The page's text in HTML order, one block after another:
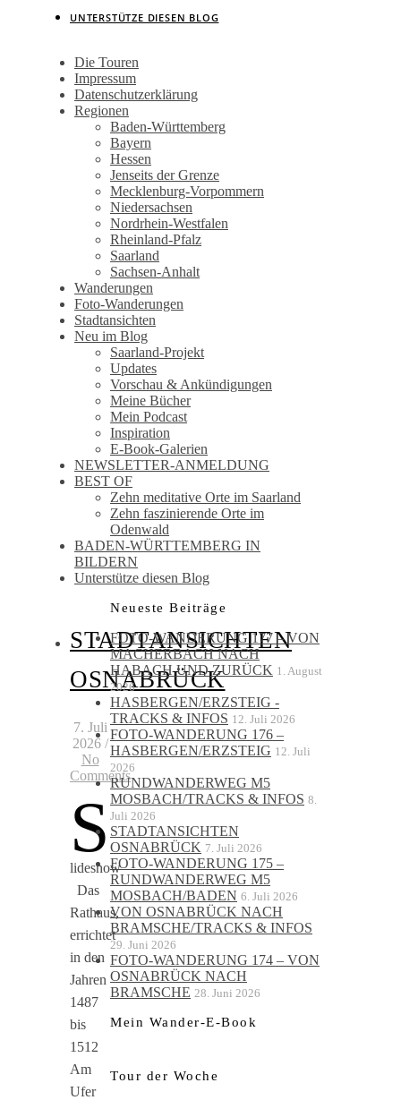
UNTERSTÜTZE DIESEN BLOG
Wandertagebuch von Torsten
Wirschum
Die Touren
Impressum
Datenschutzerklärung
Regionen
Baden-Württemberg
Bayern
Hessen
Jenseits der Grenze
Mecklenburg-Vorpommern
Niedersachsen
Nordrhein-Westfalen
Rheinland-Pfalz
Saarland
Sachsen-Anhalt
Wanderungen
Foto-Wanderungen
Stadtansichten
Neu im Blog
Saarland-Projekt
Updates
Vorschau & Ankündigungen
Meine Bücher
Mein Podcast
Inspiration
E-Book-Galerien
NEWSLETTER-ANMELDUNG
BEST OF
Zehn meditative Orte im Saarland
Zehn faszinierende Orte im
Odenwald
BADEN-WÜRTTEMBERG IN
BILDERN
Unterstütze diesen Blog
STADTANSICHTEN
OSNABRÜCK
7. Juli
2026 /
No
Comments
S
lideshow
Das
Rathaus,
errichtet
in den
Jahren
1487
bis
1512
Am
Ufer
Neueste Beiträge
FOTO-WANDERUNG 177 – VON
MACHERBACH NACH
HABACH UND ZURÜCK 1. August
2026
HASBERGEN/ERZSTEIG -
TRACKS & INFOS 12. Juli 2026
FOTO-WANDERUNG 176 –
HASBERGEN/ERZSTEIG 12. Juli
2026
RUNDWANDERWEG M5
MOSBACH/TRACKS & INFOS 8.
Juli 2026
STADTANSICHTEN
OSNABRÜCK 7. Juli 2026
FOTO-WANDERUNG 175 –
RUNDWANDERWEG M5
MOSBACH/BADEN 6. Juli 2026
VON OSNABRÜCK NACH
BRAMSCHE/TRACKS & INFOS
29. Juni 2026
FOTO-WANDERUNG 174 – VON
OSNABRÜCK NACH
BRAMSCHE 28. Juni 2026
Mein Wander-E-Book
Tour der Woche